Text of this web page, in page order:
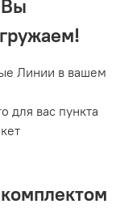
Вы
Линии в вашем
вас пункта